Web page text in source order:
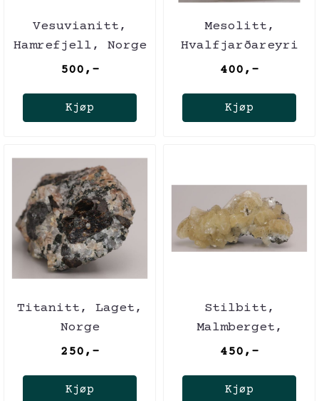
Vesuvianitt,
Hamrefjell, Norge
500,-
Kjøp
Mesolitt,
Hvalfjarðareyri
(Hvaleyri),
400,-
Kjøp
Titanitt, Laget,
Norge
250,-
Kjøp
Stilbitt,
Malmberget,
Sverige
450,-
Kjøp